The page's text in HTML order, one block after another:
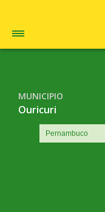
MUNICIPIO
Ouricuri